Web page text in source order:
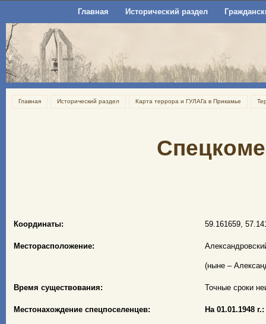
Главная Исторический раздел
Главная Исторический раздел Карта террора и ГУЛАГа в Прикамье
Координаты: 59.161659,
Месторасположение:
(ныне –
Время существования: Точные сроки
Местонахождение спецпоселенцев: На 01.01.1948 г.: